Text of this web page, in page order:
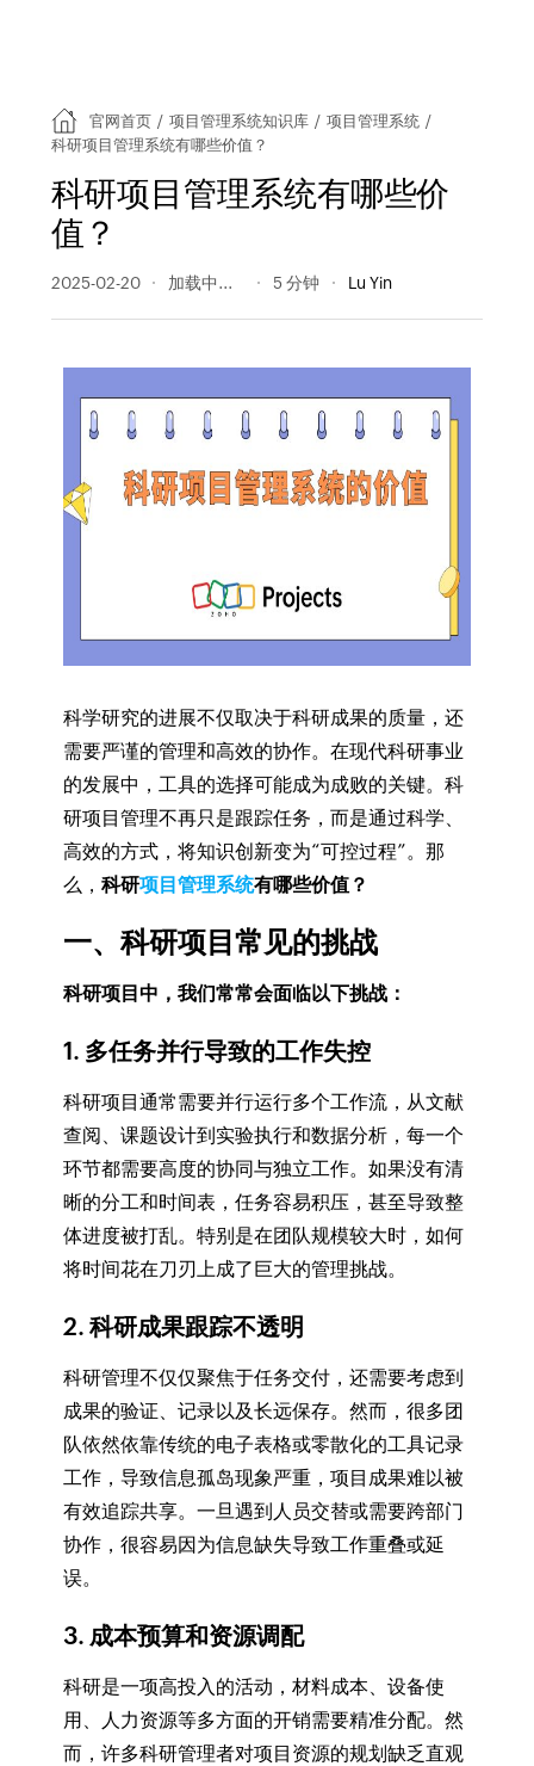
官网首页 / 项目管理系统知识库 / 项目管理系统 /
科研项目管理系统有哪些价值？
科研项目管理系统有哪些价
值？
2025-02-20 171 阅读量 5 分钟 Lu Yin
科学研究的进展不仅取决于科研成果的质量，还
需要严谨的管理和高效的协作。在现代科研事业
的发展中，工具的选择可能成为成败的关键。科
研项目管理不再只是跟踪任务，而是通过科学、
高效的方式，将知识创新变为“可控过程”。那
么， 科研项目管理系统有哪些价值？
一、科研项目常见的挑战
科研项目中，我们常常会面临以下挑战：
1. 多任务并行导致的工作失控
科研项目通常需要并行运行多个工作流，从文献
查阅、课题设计到实验执行和数据分析，每一个
环节都需要高度的协同与独立工作。如果没有清
晰的分工和时间表，任务容易积压，甚至导致整
体进度被打乱。特别是在团队规模较大时，如何
将时间花在刀刃上成了巨大的管理挑战。
2. 科研成果跟踪不透明
科研管理不仅仅聚焦于任务交付，还需要考虑到
成果的验证、记录以及长远保存。然而，很多团
队依然依靠传统的电子表格或零散化的工具记录
工作，导致信息孤岛现象严重，项目成果难以被
有效追踪共享。一旦遇到人员交替或需要跨部门
协作，很容易因为信息缺失导致工作重叠或延
误。
3. 成本预算和资源调配
科研是一项高投入的活动，材料成本、设备使
用、人力资源等多方面的开销需要精准分配。然
而，许多科研管理者对项目资源的规划缺乏直观